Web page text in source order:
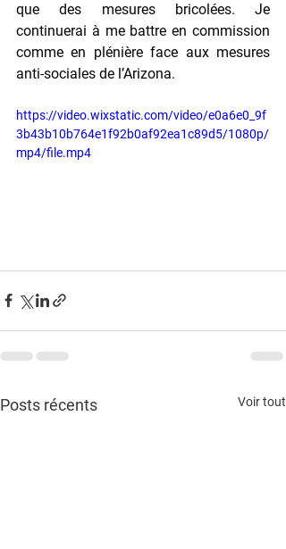
que des mesures bricolées. Je
continuerai à me battre en commission
comme en plénière face aux mesures
anti-sociales de l’Arizona.
https://video.wixstatic.com/video/e0a6e0_9f
3b43b10b764e1f92b0af92ea1c89d5/1080p/
mp4/file.mp4
Posts récents Voir tout